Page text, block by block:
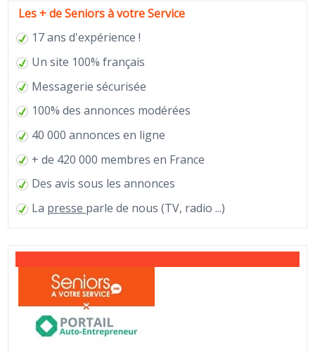
Les + de Seniors à votre Service
17 ans d'expérience !
Un site 100% français
Messagerie sécurisée
100% des annonces modérées
40 000 annonces en ligne
+ de 420 000 membres en France
Des avis sous les annonces
La presse parle de nous (TV, radio ...)